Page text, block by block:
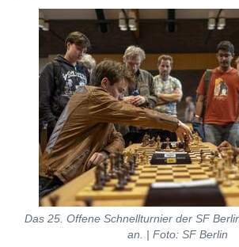
Das 25. Offene Schnellturnier der SF
an. | Foto: SF Berlin